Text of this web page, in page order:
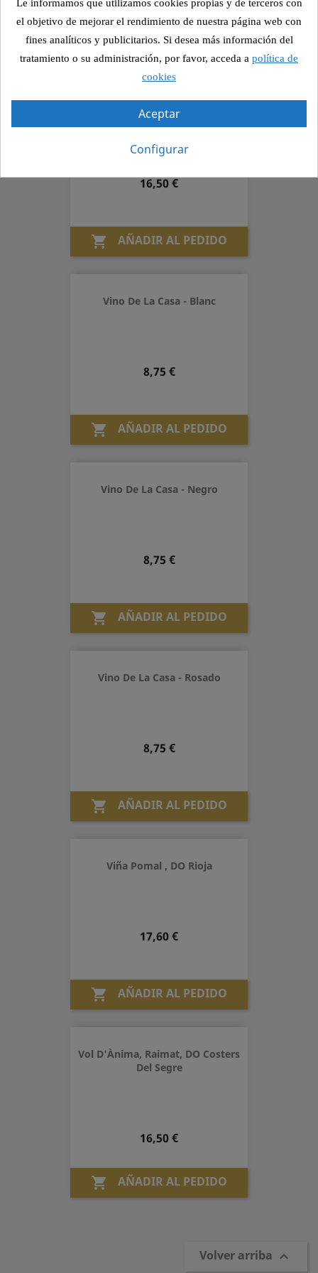
 AÑADIR AL PEDIDO
Montrodò Rosado
Precio
16,50 €
 AÑADIR AL PEDIDO
Vino De La Casa - Blanc
Precio
8,75 €
 AÑADIR AL PEDIDO
Vino De La Casa - Negro
Precio
8,75 €
 AÑADIR AL PEDIDO
Vino De La Casa - Rosado
Precio
8,75 €
 AÑADIR AL PEDIDO
Viña Pomal , DO Rioja
Precio
17,60 €
 AÑADIR AL PEDIDO
Vol D'Ànima, Raimat, DO Costers
Del Segre
Precio
16,50 €
 AÑADIR AL PEDIDO
Volver arriba 
Le informamos que utilizamos cookies propias y de terceros con
el objetivo de mejorar el rendimiento de nuestra página web con
fines analíticos y publicitarios. Si desea más información del
tratamiento o su administración, por favor, acceda a política de
cookies
Aceptar
Configurar